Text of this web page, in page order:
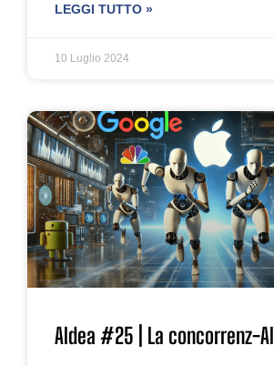
LEGGI TUTTO »
10 Luglio 2024
AIdea #25 | La concorrenz-AI